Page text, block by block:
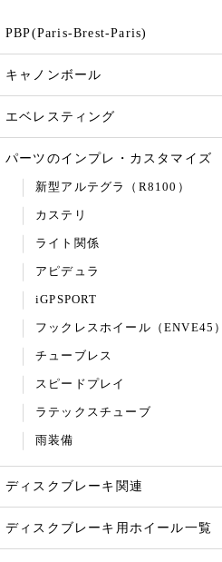
PBP(Paris-Brest-Paris)
キャノンボール
エベレスティング
パーツのインプレ・カスタマイズ
新型アルテグラ（R8100）
カステリ
ライト関係
アピデュラ
iGPSPORT
フックレスホイール（ENVE45）
チューブレス
スピードプレイ
ラテックスチューブ
雨装備
ディスクブレーキ関連
ディスクブレーキ用ホイール一覧